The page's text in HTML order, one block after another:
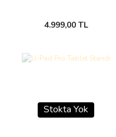
4.999,00 TL
Stokta Yok